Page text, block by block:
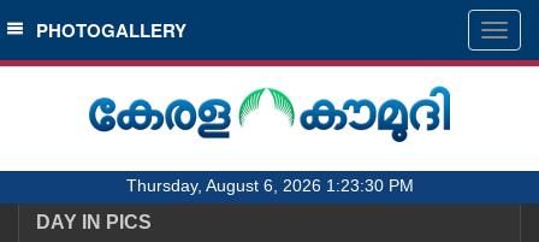
SECTIONS
HOME
NOTIFIED NEWS
PHOTOGALLERY
Thursday, August 6, 2026 1:23:30 PM
DAY IN PICS